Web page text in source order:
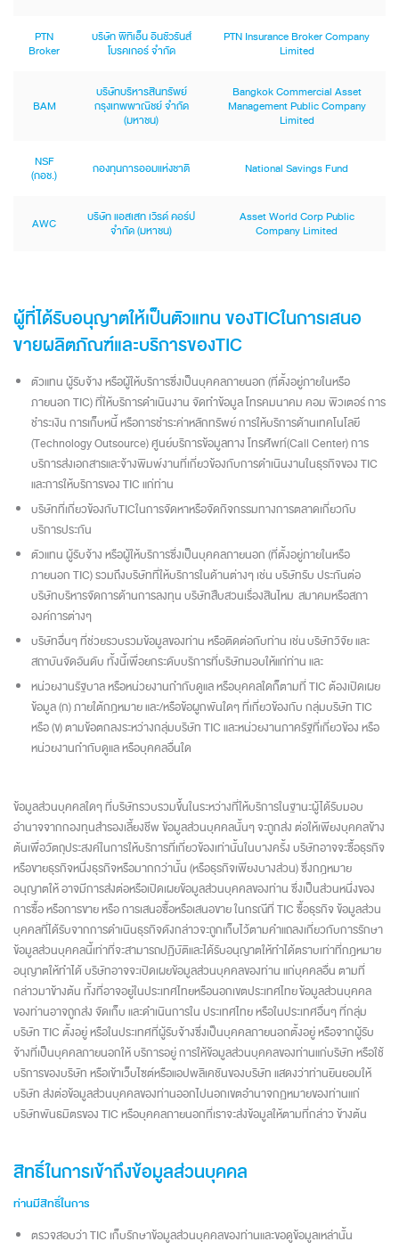
PTN
Broker
บริษัท พีทีเอ็น อินชัวรันส์
โบรคเกอร์ จำกัด
PTN Insurance Broker Company
Limited
BAM
บริษัทบริหารสินทรัพย์
กรุงเทพพาณิชย์ จำกัด
(มหาชน)
Bangkok Commercial Asset
Management Public Company
Limited
NSF
(กอช.)
กองทุนการออมแห่งชาติ National Savings Fund
AWC
บริษัท แอสเสท เวิรด์ คอร์ป
จำกัด (มหาชน)
Asset World Corp Public
Company Limited
ผู้ที่ได้รับอนุญาตให้เป็นตัวแทน ของTICในการเสนอ
ขายผลิตภัณฑ์และบริการของTIC
ตัวแทน ผู้รับจ้าง หรือผู้ให้บริการซึ่งเป็นบุคคลภายนอก (ที่ตั้งอยู่ภายในหรือ
ภายนอก TIC) ที่ให้บริการดำเนินงาน จัดทำข้อมูล โทรคมนาคม คอม พิวเตอร์ การ
ชำระเงิน การเก็บหนี้ หรือการชำระค่าหลักทรัพย์ การให้บริการด้านเทคโนโลยี
(Technology Outsource) ศูนย์บริการข้อมูลทาง โทรศัพท์(Call Center) การ
บริการส่งเอกสารและจ้างพิมพ์งานที่เกี่ยวข้องกับการดำเนินงานในธุรกิจของ TIC
และการให้บริการของ TIC แก่ท่าน
บริษัทที่เกี่ยวข้องกับTICในการจัดหาหรือจัดกิจกรรมทางการตลาดเกี่ยวกับ
บริการประกัน
ตัวแทน ผู้รับจ้าง หรือผู้ให้บริการซึ่งเป็นบุคคลภายนอก (ที่ตั้งอยู่ภายในหรือ
ภายนอก TIC) รวมถึงบริษัทที่ให้บริการในด้านต่างๆ เช่น บริษัทรับ ประกันต่อ
บริษัทบริหารจัดการด้านการลงทุน บริษัทสืบสวนเรื่องสินไหม สมาคมหรือสภา
องค์การต่างๆ
บริษัทอื่นๆ ที่ช่วยรวบรวมข้อมูลของท่าน หรือติดต่อกับท่าน เช่น บริษัทวิจัย และ
สถาบันจัดอันดับ ทั้งนี้เพื่อยกระดับบริการที่บริษัทมอบให้แก่ท่าน และ
หน่วยงานรัฐบาล หรือหน่วยงานกำกับดูแล หรือบุคคลใดก็ตามที่ TIC ต้องเปิดเผย
ข้อมูล (ก) ภายใต้กฎหมาย และ/หรือข้อผูกพันใดๆ ที่เกี่ยวข้องกับ กลุ่มบริษัท TIC
หรือ (ข) ตามข้อตกลงระหว่างกลุ่มบริษัท TIC และหน่วยงานภาครัฐที่เกี่ยวข้อง หรือ
หน่วยงานกำกับดูแล หรือบุคคลอื่นใด
ข้อมูลส่วนบุคคลใดๆ ที่บริษัทรวบรวมขึ้นในระหว่างที่ให้บริการในฐานะผู้ได้รับมอบ
อำนาจจากกองทุนสำรองเลี้ยงชีพ ข้อมูลส่วนบุคคลนั้นๆ จะถูกส่ง ต่อให้เพียงบุคคลข้าง
ต้นเพื่อวัตถุประสงค์ในการให้บริการที่เกี่ยวข้องเท่านั้นในบางครั้ง บริษัทอาจจะซื้อธุรกิจ
หรือขายธุรกิจหนึ่งธุรกิจหรือมากกว่านั้น (หรือธุรกิจเพียงบางส่วน) ซึ่งกฎหมาย
อนุญาตให้ อาจมีการส่งต่อหรือเปิดเผยข้อมูลส่วนบุคคลของท่าน ซึ่งเป็นส่วนหนึ่งของ
การซื้อ หรือการขาย หรือ การเสนอซื้อหรือเสนอขาย ในกรณีที่ TIC ซื้อธุรกิจ ข้อมูลส่วน
บุคคลที่ได้รับจากการดำเนินธุรกิจดังกล่าวจะถูกเก็บไว้ตามคำแถลงเกี่ยวกับการรักษา
ข้อมูลส่วนบุคคลนี้เท่าที่จะสามารถปฏิบัติและได้รับอนุญาตให้ทำได้ตราบเท่าที่กฎหมาย
อนุญาตให้ทำได้ บริษัทอาจจะเปิดเผยข้อมูลส่วนบุคคลของท่าน แก่บุคคลอื่น ตามที่
กล่าวมาข้างต้น ทั้งที่อาจอยู่ในประเทศไทยหรือนอกเขตประเทศไทย ข้อมูลส่วนบุคคล
ของท่านอาจถูกส่ง จัดเก็บ และดำเนินการใน ประเทศไทย หรือในประเทศอื่นๆ ที่กลุ่ม
บริษัท TIC ตั้งอยู่ หรือในประเทศที่ผู้รับจ้างซึ่งเป็นบุคคลภายนอกตั้งอยู่ หรือจากผู้รับ
จ้างที่เป็นบุคคลภายนอกให้ บริการอยู่ การให้ข้อมูลส่วนบุคคลของท่านแก่บริษัท หรือใช้
บริการของบริษัท หรือเข้าเว็บไซต์หรือแอปพลิเคชันของบริษัท แสดงว่าท่านยินยอมให้
บริษัท ส่งต่อข้อมูลส่วนบุคคลของท่านออกไปนอกเขตอำนาจกฏหมายของท่านแก่
บริษัทพันธมิตรของ TIC หรือบุคคลภายนอกที่เราจะส่งข้อมูลให้ตามที่กล่าว ข้างต้น
สิทธิ์ในการเข้าถึงข้อมูลส่วนบุคคล
ท่านมีสิทธิ์ในการ
ตรวจสอบว่า TIC เก็บรักษาข้อมูลส่วนบุคคลของท่านและขอดูข้อมูลเหล่านั้น